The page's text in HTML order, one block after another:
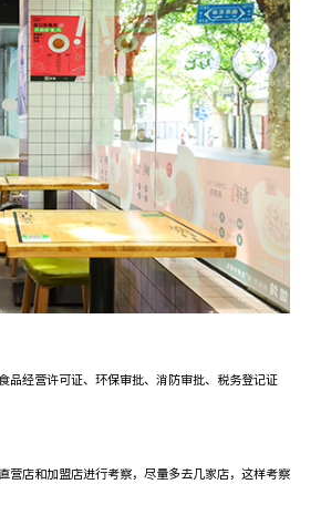
经营许可证、环保审批、消防审批、税务登记证
店和加盟店进行考察，尽量多去几家店，这样考察